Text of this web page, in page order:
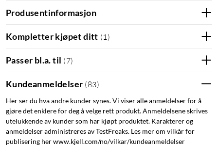
bruk av opptil 50 lyspærer/lamper. Effekt: 5,7 W (tilsvarer ca.
40 W). Fargetemperatur: 2700 K. CRI: 80. Lysfluks: 470 lm.
Sokkel: E14. Energiklasse: G. Spenning: 230 V. Levetid: 25 000
t. Mål: Ø45x77 mm.
Produsentinformasjon
Kompletter kjøpet ditt (1 )
Passer bl.a. til (7)
Kundeanmeldelser (83)
Her ser du hva andre kunder synes. Vi viser alle anmeldelser for å
gjøre det enklere for deg å velge rett produkt. Anmeldelsene skrives
utelukkende av kunder som har kjøpt produktet. Karakterer og
anmeldelser administreres av TestFreaks. Les mer om vilkår for
publisering her www.kjell.com/no/vilkar/kundeanmeldelser